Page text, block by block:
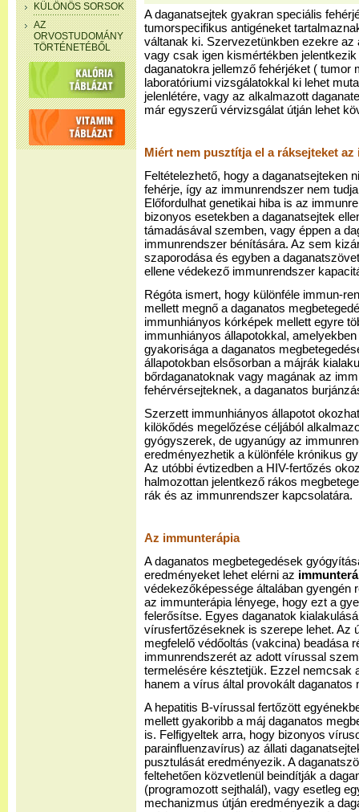
KÜLÖNÖS SORSOK
AZ
ORVOSTUDOMÁNY
TÖRTÉNETÉBŐL
A daganatsejtek gyakran speciális
tumorspecifikus antigéneket
váltanak ki. Szervezetünkben ezekre az
vagy csak igen kismértékben
daganatokra jellemző fehérjéket ( tumor
laboratóriumi vizsgálatokkal ki lehet
jelenlétére, vagy az alkalmazott
már egyszerű vérvizsgálat útján lehet
Miért nem pusztítja el a ráksejteket
Feltételezhető, hogy a daganatsejteken
fehérje, így az immunrendszer nem
Előfordulhat genetikai hiba is az
bizonyos esetekben a daganatsejtek
támadásával szemben, vagy éppen a
immunrendszer bénítására. Az sem
szaporodása és egyben a
ellene védekező immunrendszer
Régóta ismert, hogy különféle immun-
mellett megnő a daganatos
immunhiányos kórképek mellett egyre
immunhiányos állapotokkal,
gyakorisága a daganatos
állapotokban elsősorban a májrák
bőrdaganatoknak vagy magának az
fehérvérsejteknek, a daganatos
Szerzett immunhiányos állapotot
kilökődés megelőzése céljából
gyógyszerek, de ugyanúgy az
eredményezhetik a különféle krónikus
Az utóbbi évtizedben a HIV-fertőzés
halmozottan jelentkező rákos
rák és az immunrendszer kapcsolatára.
Az immunterápia
A daganatos megbetegedések
eredményeket lehet elérni az
védekezőképessége általában gyengén
az immunterápia lényege, hogy ezt a
felerősítse. Egyes daganatok
vírusfertőzéseknek is szerepe lehet. Az
megfelelő védőoltás (vakcina) beadása
immunrendszerét az adott vírussal
termelésére késztetjük. Ezzel nemcsak
hanem a vírus által provokált
A hepatitis B-vírussal fertőzött
mellett gyakoribb a máj daganatos
is. Felfigyeltek arra, hogy bizonyos
parainfluenzavírus) az állati
pusztulását eredményezik. A
feltehetően közvetlenül beindítják a
(programozott sejthalál), vagy esetleg
mechanizmus útján eredményezik a